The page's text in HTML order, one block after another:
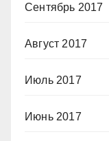
Сентябрь 2017
Август 2017
Июль 2017
Июнь 2017